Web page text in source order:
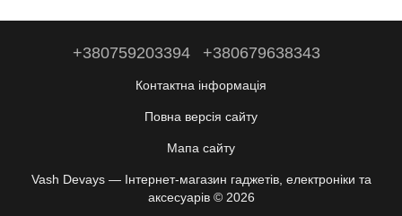
+380759203394 +380679638343
Контактна інформація
Повна версія сайту
Мапа сайту
Vash Devays — Інтернет-магазин гаджетів, електроніки та
аксесуарів © 2026